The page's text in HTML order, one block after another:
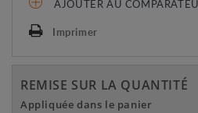
AJOUTER AU
Imprimer
REMISE SUR LA QUANTITÉ
Appliquée dans le panier